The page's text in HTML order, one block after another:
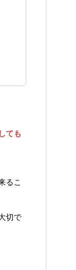
ても
るこ
切で